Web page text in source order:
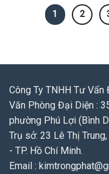
1 2
Công Ty TNHH Tư
Văn Phòng Đại Diện :
phường Phú Lợi (Bình
Trụ sở: 23 Lê Thị
- TP. Hồ Chí Minh.
Email :